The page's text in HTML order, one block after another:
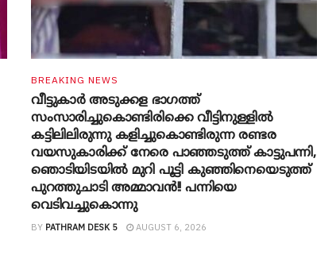
BREAKING NEWS
വീട്ടുകാർ അ‌ടുക്കള ഭാ​ഗത്ത്
സംസാരിച്ചുകൊണ്ടിരിക്കെ വീട്ടിനുള്ളിൽ
കട്ടിലിലിരുന്നു കളിച്ചുകൊണ്ടിരുന്ന രണ്ടര
വയസുകാരിക്ക് നേരെ പാഞ്ഞടുത്ത് കാട്ടുപന്നി,
‍ഞൊടിയി‌ടയിൽ മുറി പൂട്ടി കുഞ്ഞിനെയെടുത്ത്
പുറത്തുചാടി അമ്മാവൻ!! പന്നിയെ
വെടിവച്ചുകൊന്നു
BY PATHRAM DESK 5 AUGUST 6, 2026